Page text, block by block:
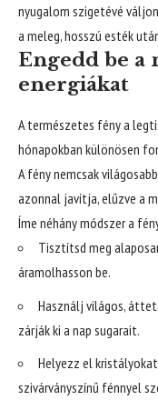
nyugalom szigetévé
a meleg, hosszú esték
Engedd be a
energiákat
A természetes fény a
hónapokban különösen
A fény nemcsak
azonnal javítja, elűzve a
Íme néhány módszer a
Tisztítsd meg
áramolhasson be.
Használj világos,
zárják ki a nap sugarait.
Helyezz el
szivárványszínű fénnyel